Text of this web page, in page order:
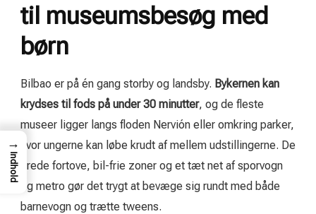
til museumsbesøg med
børn
Bilbao er på én gang storby og landsby. Bykernen kan
krydses til fods på under 30 minutter, og de fleste
museer ligger langs floden Nervión eller omkring parker,
hvor ungerne kan løbe krudt af mellem udstillingerne. De
brede fortove, bil-frie zoner og et tæt net af sporvogn
og metro gør det trygt at bevæge sig rundt med både
barnevogn og trætte tweens.
→
Indhold